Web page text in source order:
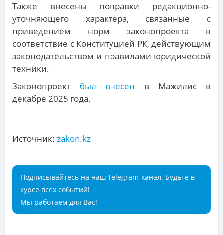
Также внесены поправки редакционно-
уточняющего характера, связанные с
приведением норм законопроекта в
соответствие с Конституцией РК, действующим
законодательством и правилами юридической
техники.
Законопроект был внесен в Мажилис в
декабре 2025 года.
Источник: zakon.kz
Подписывайтесь на наш Telegram-канал. Будьте в
курсе всех событий!
Мы работаем для Вас!